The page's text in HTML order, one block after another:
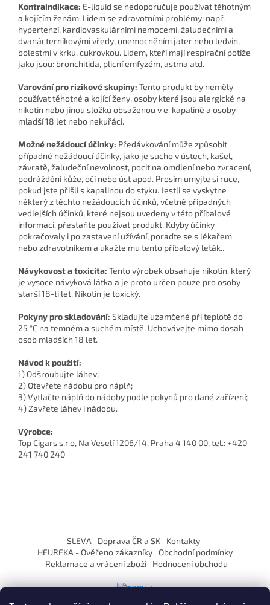
Kontraindikace: E-liquid se nedoporučuje používat těhotným
a kojícím ženám. Lidem se zdravotními problémy: např.
hypertenzí, kardiovaskulárními nemocemi, žaludečními a
dvanácterníkovými vředy, onemocněním jater nebo ledvin,
bolestmi v krku, cukrovkou. Lidem, kteří mají respirační potíže
jako jsou: bronchitida, plicní emfyzém, astma atd.
Varování pro rizikové skupiny: Tento produkt by neměly
používat těhotné a kojící ženy, osoby které jsou alergické na
nikotin nebo jinou složku obsaženou v e-kapalině a osoby
mladší 18 let nebo nekuřáci.
Možné nežádoucí účinky: Předávkování může způsobit
případné nežádoucí účinky, jako je sucho v ústech, kašel,
závratě, žaludeční nevolnost, pocit na omdlení nebo zvracení,
podráždění kůže, očí nebo úst apod. Prosím umyjte si ruce,
pokud jste přišli s kapalinou do styku. Jestli se vyskytne
některý z těchto nežádoucích účinků, včetně případných
vedlejších účinků, které nejsou uvedeny v této příbalové
informaci, přestaňte používat produkt. Kdyby účinky
pokračovaly i po zastavení užívání, poraďte se s lékařem
nebo zdravotníkem a ukažte mu tento příbalový leták..
Návykovost a toxicita: Tento výrobek obsahuje nikotin, který
je vysoce návyková látka a je proto určen pouze pro osoby
starší 18-ti let. Nikotin je toxický.
Pokyny pro skladování: Skladujte uzamčené při teplotě do
25 °C na temném a suchém místě. Uchovávejte mimo dosah
osob mladších 18 let.
Návod k použití:
1) Odšroubujte láhev;
2) Otevřete nádobu pro náplň;
3) Vytlačte náplň do nádoby podle pokynů pro dané zařízení;
4) Zavřete láhev i nádobu.
Výrobce:
Top Cigars s.r.o, Na Veselí 1206/14, Praha 4 140 00, tel.: +420
241 740 240
í
SLEVA Doprava ČR a SK
Kontakty
HEUREKA - Ověřeno zákazníky
Obchodní podmínky
Reklamace a vrácení zboží
Hodnocení obchodu